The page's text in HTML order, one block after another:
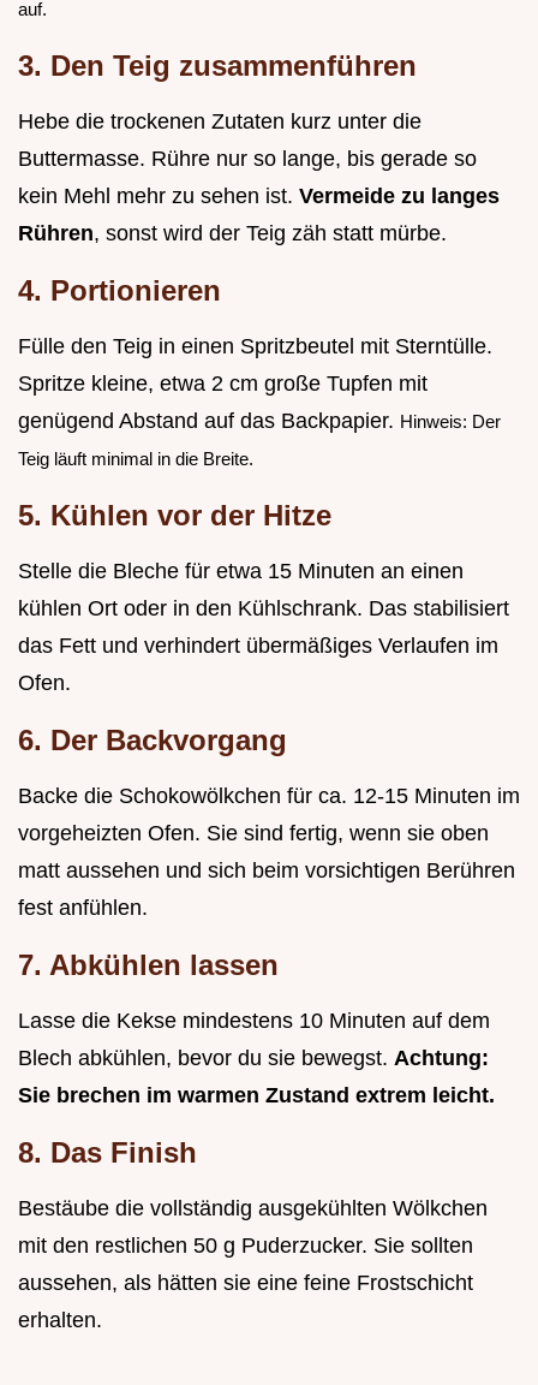
auf.
3. Den Teig zusammenführen
Hebe die trockenen Zutaten kurz unter die
Buttermasse. Rühre nur so lange, bis gerade so
kein Mehl mehr zu sehen ist. Vermeide zu langes
Rühren, sonst wird der Teig zäh statt mürbe.
4. Portionieren
Fülle den Teig in einen Spritzbeutel mit Sterntülle.
Spritze kleine, etwa 2 cm große Tupfen mit
genügend Abstand auf das Backpapier. Hinweis: Der
Teig läuft minimal in die Breite.
5. Kühlen vor der Hitze
Stelle die Bleche für etwa 15 Minuten an einen
kühlen Ort oder in den Kühlschrank. Das stabilisiert
das Fett und verhindert übermäßiges Verlaufen im
Ofen.
6. Der Backvorgang
Backe die Schokowölkchen für ca. 12-15 Minuten im
vorgeheizten Ofen. Sie sind fertig, wenn sie oben
matt aussehen und sich beim vorsichtigen Berühren
fest anfühlen.
7. Abkühlen lassen
Lasse die Kekse mindestens 10 Minuten auf dem
Blech abkühlen, bevor du sie bewegst. Achtung:
Sie brechen im warmen Zustand extrem leicht.
8. Das Finish
Bestäube die vollständig ausgekühlten Wölkchen
mit den restlichen 50 g Puderzucker. Sie sollten
aussehen, als hätten sie eine feine Frostschicht
erhalten.